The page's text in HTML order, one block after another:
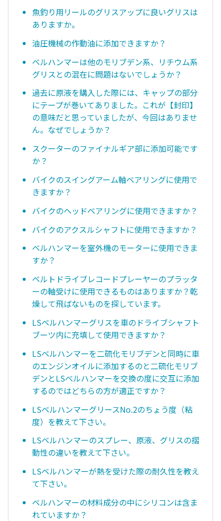
魚釣り用リールのグリスアップに良いグリスは
ありますか。
油圧機械の作動油に添加できますか？
ベルハンマーは他のモリブデン系、リチウム系
グリスとの混在に問題はないでしょうか？
過去に原液を購入した際には、キャップの部分
にテープが巻いてありました。これが【封印】
の意味だと思っていましたが、今回はありませ
ん。なぜでしょうか？
スクーターのファイナルギア部に添加可能です
か？
バイクのスイングアーム軸ベアリングに使用で
きますか？
バイクのヘッドベアリングに使用できますか？
バイクのアクスルシャフトに使用できますか？
ベルハンマーを室外機のモーターに使用できま
すか？
ベルトドライブレコードプレーヤーのプラッタ
ーの軸受けに使用できるものはありますか？乾
燥して飛ばないものを探しています。
LSベルハンマーグリスを車のドライブシャフト
ブーツ内に充填して使用できますか？
LSベルハンマーを二硫化モリブデンと同時に車
のエンジンオイルに添加するのと二硫化モリブ
デンとLSべルハンマーを交換の度に交互に添加
するのではどちらの方が適正ですか？
LSベルハンマーグリースNo.2のちょう度（粘
度）を教えて下さい。
LSベルハンマーのスプレー、原液、グリスの摺
動性の違いを教えて下さい。
LSベルハンマーが熱を受けた際の耐久性を教え
て下さい。
ベルハンマーの材料成分の中にシリコンは含ま
れていますか？